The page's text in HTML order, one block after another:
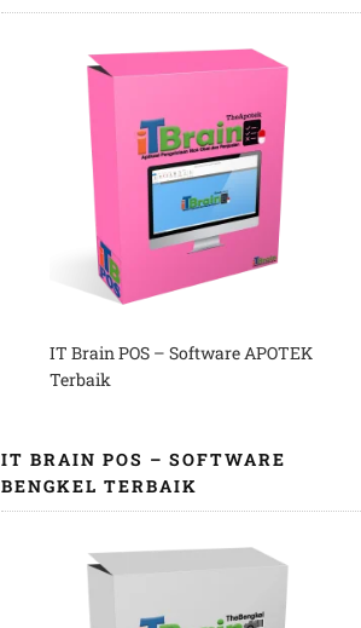
IT Brain POS – Software APOTEK
Terbaik
IT BRAIN POS – SOFTWARE
BENGKEL TERBAIK